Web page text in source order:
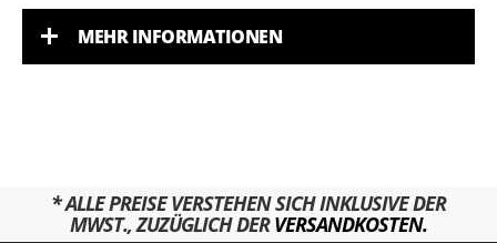
MEHR INFORMATIONEN
* ALLE PREISE VERSTEHEN SICH INKLUSIVE DER
MWST., ZUZÜGLICH DERVERSANDKOSTEN.